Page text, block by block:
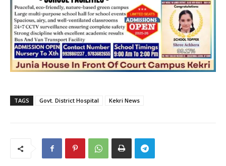
TAGS Govt. District Hospital Kekri News